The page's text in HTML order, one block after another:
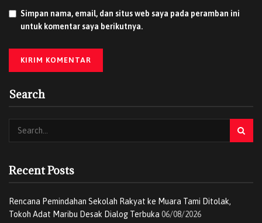
Saribulan, S.I.Pust – Kepala Perpustakaan;
Administrasi Umum;
Wa Sainap, S.Pd – Kepala Biro Administrasi Akademik
dan Kemahasiswaan;
Digital;
Muhammad Fadli, ST – Kepala Laboratorium Fakultas
MM, menyampaikan apresiasi kepada rektor sebelumnya,
Dr. Syarifuddin, SE., M.Si, atas dedikasi dan kerja keras
Simpan nama, email, dan situs web saya pada peramban ini
untuk komentar saya berikutnya.
Search
Recent Posts
Rencana Pemindahan Sekolah Rakyat ke Muara Tami Ditolak,
Tokoh Adat Maribu Desak Dialog Terbuka 06/08/2026